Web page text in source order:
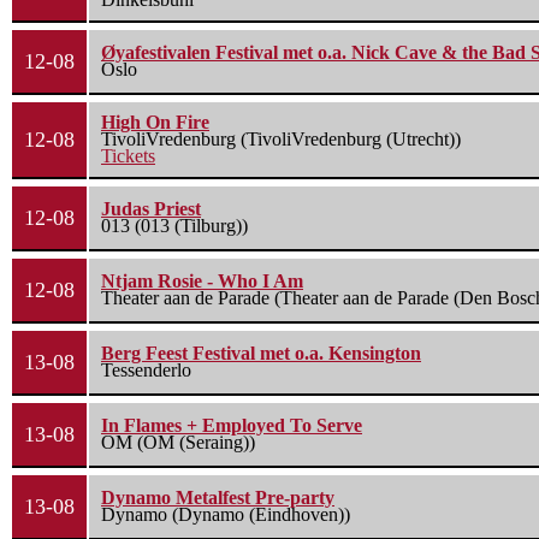
12-08
Øyafestivalen Festival met o.a. Nick Cave & the Bad
Oslo
12-08
High On Fire
TivoliVredenburg (TivoliVredenburg (Utrecht))
Tickets
12-08
Judas Priest
013 (013 (Tilburg))
12-08
Ntjam Rosie - Who I Am
Theater aan de Parade (Theater aan de Parade (Den
13-08
Berg Feest Festival met o.a. Kensington
Tessenderlo
13-08
In Flames + Employed To Serve
OM (OM (Seraing))
13-08
Dynamo Metalfest Pre-party
Dynamo (Dynamo (Eindhoven))